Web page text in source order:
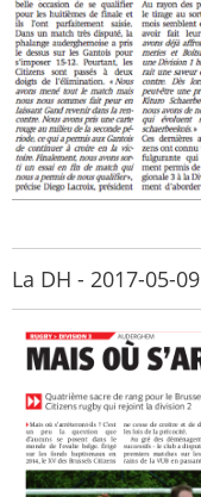
La DH - 2017-05-09